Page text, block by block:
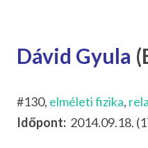
Dávid Gyula
#130, elméleti fizika,
Időpont: 2014.09.18.